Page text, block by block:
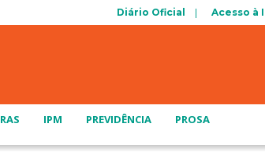
Diário Oficial Acesso à
IPM PREVIDÊNCIA PROSA